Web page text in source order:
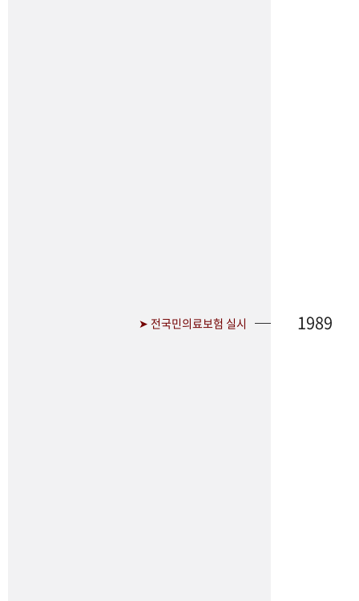
➤ 전국민의료보험 실시 1989